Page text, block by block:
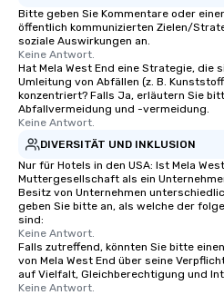
Bitte geben Sie Kommentare oder
öffentlich kommunizierten Zielen/
soziale Auswirkungen an.
Keine Antwort.
Hat Mela West End eine Strategie, die
Umleitung von Abfällen (z. B.
konzentriert? Falls Ja, erläutern Sie
Abfallvermeidung und -vermeidung.
Keine Antwort.
DIVERSITÄT UND INKLUSION
Nur für Hotels in den USA: Ist Mela
Muttergesellschaft als ein
Besitz von Unternehmen
geben Sie bitte an, als welche der
sind:
Keine Antwort.
Falls zutreffend, könnten Sie bitte
von Mela West End über seine
auf Vielfalt, Gleichberechtigung und
Keine Antwort.